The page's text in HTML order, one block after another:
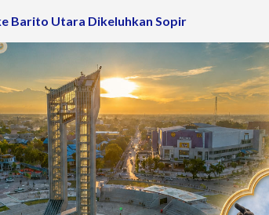
Barito Utara Dikeluhkan Sopir